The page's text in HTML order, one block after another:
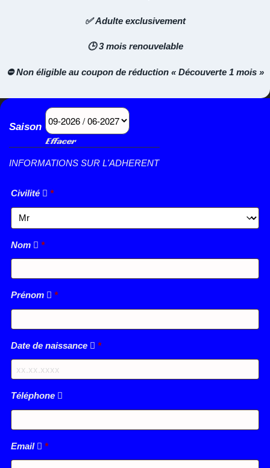
✅ Adulte exclusivement
🕒 3 mois renouvelable
⛔Non éligible au coupon de réduction « Découverte 1 mois »
Saison
Effacer
INFORMATIONS SUR L'ADHERENT
Civilité *
Nom *
Prénom *
Date de naissance *
Téléphone
Email *